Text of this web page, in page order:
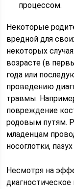
процессом.
Некоторые
вредной для
некоторых
возрасте (в
года или
проведению
травмы.
повреждение
родовым путям.
младенцам
носоглотки,
Несмотря на